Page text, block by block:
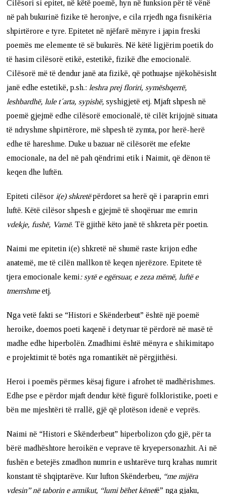
Cilësori si epitet, në këtë poemë, hyn në funksion për të vënë
në pah bukurinë fizike të heronjve, e cila rrjedh nga fisnikëria
shpirtërore e tyre. Epitetet në njëfarë mënyre i japin freski
poemës me elemente të së bukurës. Në këtë ligjërim poetik do
të hasim cilësorë etikë, estetikë, fizikë dhe emocionalë.
Cilësorë më të dendur janë ata fizikë, që pothuajse njëkohësisht
janë edhe estetikë, p.sh.: leshra prej floriri, symëshqerrë,
leshbardhë, lule t´arta, sypishë, syshigjetë etj. Mjaft shpesh në
poemë gjejmë edhe cilësorë emocionalë, të cilët krijojnë situata
të ndryshme shpirtërore, më shpesh të zymta, por herë-herë
edhe të hareshme. Duke u bazuar në cilësorët me efekte
emocionale, na del në pah qëndrimi etik i Naimit, që dënon të
keqen dhe luftën.
Epiteti cilësor i(e) shkretëpërdoret sa herë që i paraprin emri
luftë. Këtë cilësor shpesh e gjejmë të shoqëruar me emrin
vdekje, fushë, Varnë. Të gjithë këto janë të shkreta për poetin.
Naimi me epitetin i(e) shkretë në shumë raste krijon edhe
anatemë, me të cilën mallkon të keqen njerëzore. Epitete të
tjera emocionale kemi: sytë e egërsuar, e zeza mëmë, luftë e
tmerrshmeetj.
Nga vetë fakti se “Histori e Skënderbeut” është një poemë
heroike, doemos poeti kaqenë i detyruar të përdorë në masë të
madhe edhe hiperbolën. Zmadhimi është mënyra e shikimitapo
e projektimit të botës nga romantikët në përgjithësi.
Heroi i poemës përmes kësaj figure i afrohet të madhërishmes.
Edhe pse e përdor mjaft dendur këtë figurë folkloristike, poeti e
bën me mjeshtëri të rrallë, gjë që plotëson idenë e veprës.
Naimi në “Histori e Skënderbeut” hiperbolizon çdo gjë, për ta
bërë madhështore heroikën e veprave të kryepersonazhit. Ai në
fushën e betejës zmadhon numrin e ushtarëve turq krahas numrit
konstant të shqiptarëve. Kur lufton Skënderbeu, “me mijëra
vdesin” në taborin e armikut, “lumi bëhet kënetë” nga gjaku,